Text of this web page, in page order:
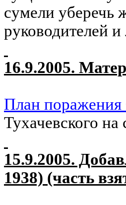
сумели уберечь
руководителей
16.9.2005.
План
Тухачевского
15.9.2005.
1938) (часть